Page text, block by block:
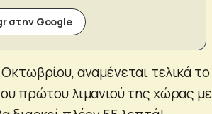
στην Google
αναμένεται τελικά το
πρώτου λιμανιού της χώρας με